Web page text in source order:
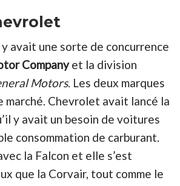
y avait une sorte de concurrence
Companyet la division
Motors. Les deux marques
marché. Chevrolet avait lancé la
y avait un besoin de voitures
consommation de carburant.
la Falcon et elle s’est
que la Corvair, tout comme le